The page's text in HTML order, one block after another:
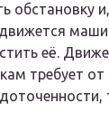
обстановку
её.
требует от